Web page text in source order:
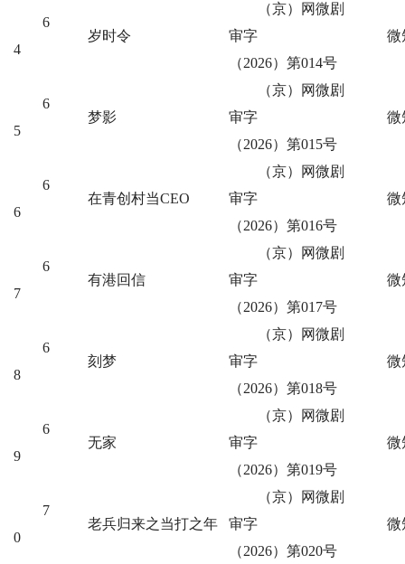
6
4
岁时令
（京）网微剧
审字
（2026）第014号
微
6
5
梦影
（京）网微剧
审字
（2026）第015号
微
6
6
在青创村当CEO
（京）网微剧
审字
（2026）第016号
微
6
7
有港回信
（京）网微剧
审字
（2026）第017号
微
6
8
刻梦
（京）网微剧
审字
（2026）第018号
微
6
9
无家
（京）网微剧
审字
（2026）第019号
微
7
0
老兵归来之当打之年
（京）网微剧
审字
（2026）第020号
微